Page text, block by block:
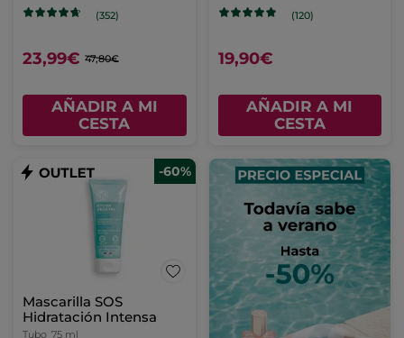
(352)
23,99€ 47,80€
AÑADIR A MI
CESTA
(120)
19,90€
AÑADIR A MI
CESTA
-60%
Mascarilla SOS
Hidratación Intensa
Tubo 75 ml